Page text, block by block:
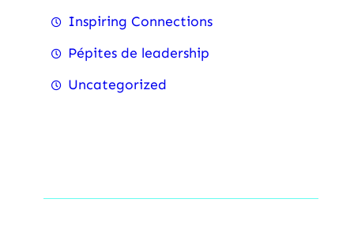
Inspiring Connections
⁠Pépites de leadership
Uncategorized